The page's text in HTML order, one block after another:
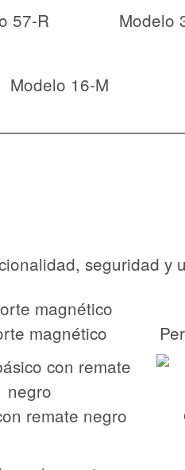
57-R Modelo
Modelo 16-M
seguridad y
magnético
remate negro